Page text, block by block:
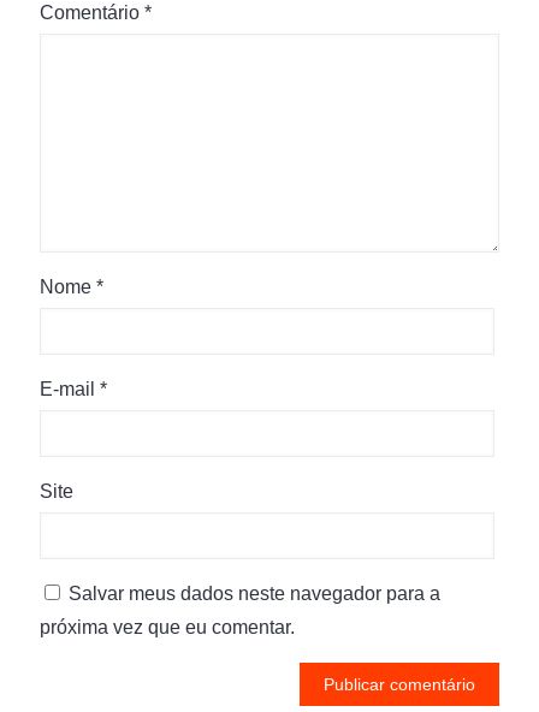
Comentário *
Nome *
E-mail *
Site
Salvar meus dados neste navegador para a
próxima vez que eu comentar.